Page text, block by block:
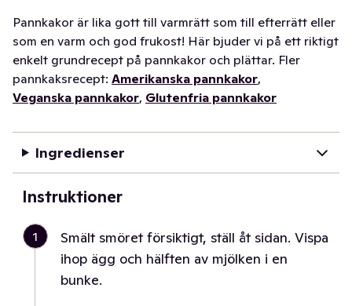
Pannkakor är lika gott till varmrätt som till efterrätt eller
som en varm och god frukost! Här bjuder vi på ett riktigt
enkelt grundrecept på pannkakor och plättar. Fler
pannkaksrecept: Amerikanska pannkakor,
Veganska pannkakor, Glutenfria pannkakor
Ingredienser
Instruktioner
1
Smält smöret försiktigt, ställ åt sidan. Vispa
ihop ägg och hälften av mjölken i en
bunke.